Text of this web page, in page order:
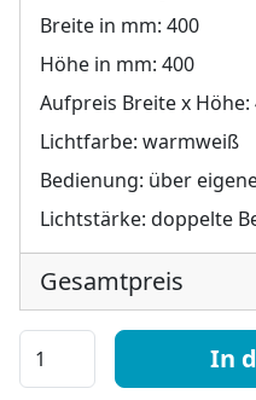
Breite in mm: 400
Höhe in mm: 400
Aufpreis Breite x Höhe:
Lichtfarbe: warmweiß
Bedienung: über
Lichtstärke: doppelte
Gesamtpreis
Spiegel für Dachschräge
In